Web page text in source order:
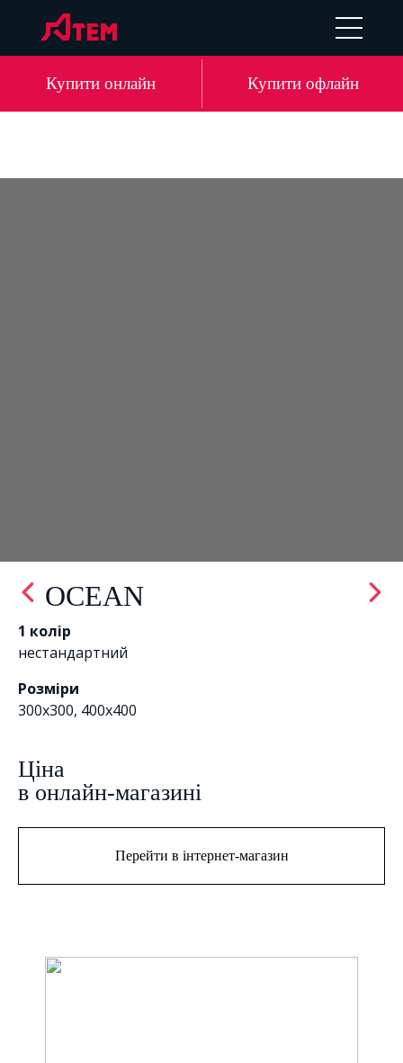
LV RU
Купити онлайн Купити офлайн
OCEAN
1 колір
нестандартний
Розміри
300х300, 400х400
Цiна
в онлайн-магазині
Перейти в інтернет-магазин